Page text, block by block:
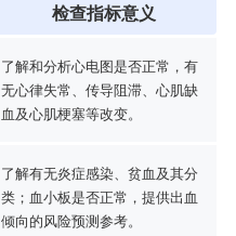
检查指标意义
了解和分析心电图是否正常，有
无心律失常、传导阻滞、心肌缺
血及心肌梗塞等改变。
了解有无炎症感染、贫血及其分
类；血小板是否正常，提供出血
倾向的风险预测参考。